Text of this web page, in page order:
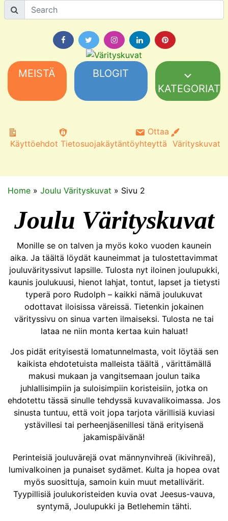
MEISTÄ
BLOGIT
KATEGORIAT
Käyttöehdot Tietosuojakäytäntö
Ottaa
yhteyttä Värityskuvat
Home » Joulu Värityskuvat » Sivu 2
Joulu Värityskuvat
Monille se on talven ja myös koko vuoden kaunein
aika. Ja täältä löydät kauneimmat ja tulostettavimmat
jouluvärityssivut lapsille. Tulosta nyt iloinen joulupukki,
kaunis joulukuusi, hienot lahjat, tontut, lapset ja tietysti
typerä poro Rudolph – kaikki nämä joulukuvat
odottavat iloisissa väreissä. Tietenkin jokainen
värityssivu on sinua varten ilmaiseksi. Tulosta ne tai
lataa ne niin monta kertaa kuin haluat!
Jos pidät erityisestä lomatunnelmasta, voit löytää sen
kaikista ehdotetuista malleista täältä , värittämällä
makusi mukaan ja vangitsemaan joulun taika
juhlallisimpiin ja suloisimpiin koristeisiin, jotka on
ehdotettu tässä sinulle tehdyssä kuvavalikoimassa. Jos
sinusta tuntuu, että voit jopa tarjota värillisiä kuviasi
ystävillesi tai perheenjäsenillesi tänä erityisenä
jakamispäivänä!
Perinteisiä jouluvärejä ovat männynvihreä (ikivihreä),
lumivalkoinen ja punaiset sydämet. Kulta ja hopea ovat
myös suosittuja, samoin kuin muut metallivärit.
Tyypillisiä joulukoristeiden kuvia ovat Jeesus-vauva,
syntymä, Joulupukki ja Betlehemin tähti.